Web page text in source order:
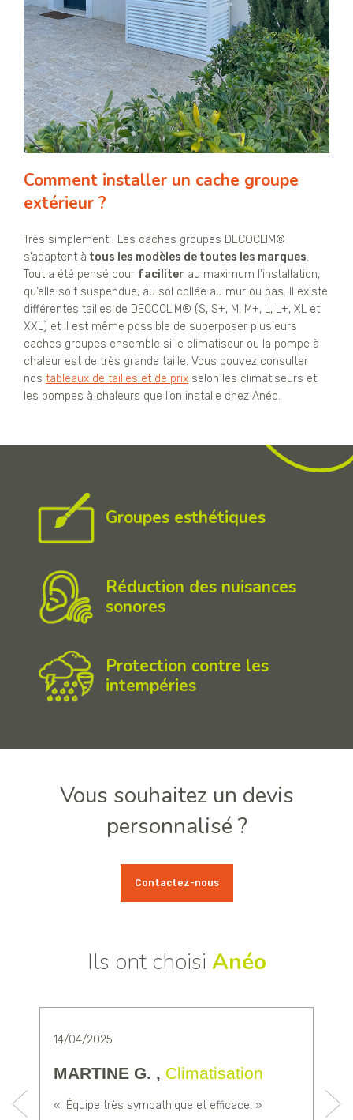
Comment installer un cache groupe
extérieur ?
Très simplement ! Les caches groupes DECOCLIM®
s’adaptent à tous les modèles de toutes les marques.
Tout a été pensé pour faciliter au maximum l’installation,
qu’elle soit suspendue, au sol collée au mur ou pas. Il existe
différentes tailles de DECOCLIM® (S, S+, M, M+, L, L+, XL et
XXL) et il est même possible de superposer plusieurs
caches groupes ensemble si le climatiseur ou la pompe à
chaleur est de très grande taille. Vous pouvez consulter
nos tableaux de tailles et de prix selon les climatiseurs et
les pompes à chaleurs que l’on installe chez Anéo.
Groupes esthétiques
Réduction des nuisances
sonores
Protection contre les
intempéries
Vous souhaitez un devis
personnalisé ?
Contactez-nous
Ils ont choisi Anéo
14/04/2025
MARTINE G. , Climatisation
« Équipe très sympathique et efficace. »